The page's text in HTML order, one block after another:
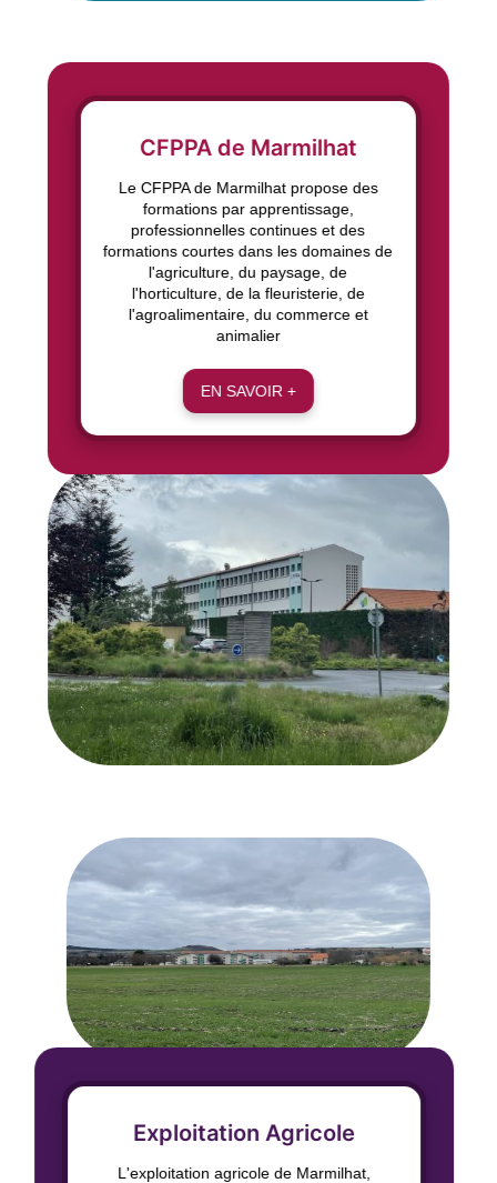
CFPPA de Marmilhat
Le CFPPA de Marmilhat propose des
formations par apprentissage,
professionnelles continues et des
formations courtes dans les domaines de
l'agriculture, du paysage, de
l'horticulture, de la fleuristerie, de
l'agroalimentaire, du commerce et
animalier
EN SAVOIR +
Exploitation Agricole
L'exploitation agricole de Marmilhat,